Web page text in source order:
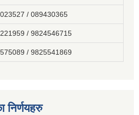
/ 089430365
/ 9824546715
/ 9825541869
निर्णयहरु